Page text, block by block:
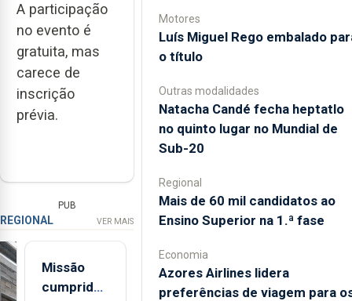
A participação
no evento é
gratuita, mas
carece de
inscrição
prévia.
PUB
REGIONAL VER MAIS
Missão
cumprida:
Motores
Luís Miguel Rego embalado
o título
Outras modalidades
Natacha Candé fecha heptatlo
no quinto lugar no Mundial de
Sub-20
Regional
Mais de 60 mil candidatos ao
Ensino Superior na 1.ª fase
Economia
Azores Airlines lidera
preferências de viagem para